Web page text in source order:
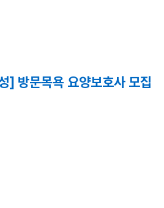
방문목욕 요양보호사 모집